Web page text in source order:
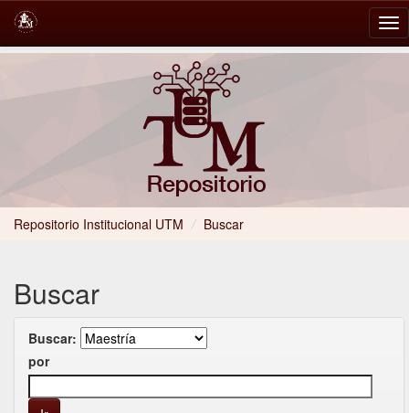
Repositorio Institucional UTM / Buscar
Buscar
Buscar:
por